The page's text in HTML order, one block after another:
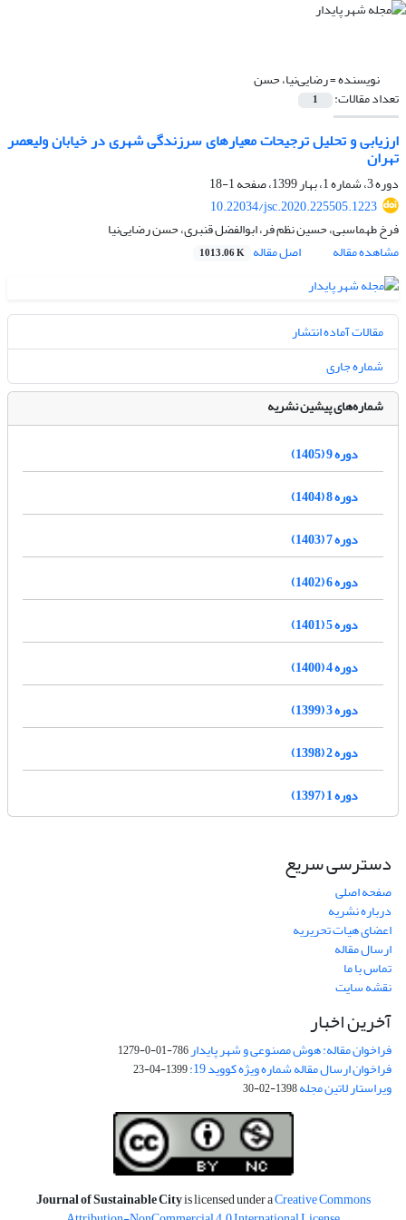
نویسنده =رضایی‌نیا، حسن
تعداد مقالات: 1
ارزیابی و تحلیل ترجیحات معیارهای سرزندگی شهری در خیابان ولیعصر
تهران
دوره 3، شماره 1، بهار 1399، صفحه
1-18
10.22034/jsc.2020.225505.1223
فرخ طهماسبی، حسین نظم فر، ابوالفضل قنبری، حسن رضایی‌نیا
مشاهده مقاله
اصل مقاله 1013.06 K
مقالات آماده انتشار
شماره جاری
شماره‌های پیشین نشریه
دوره 9 (1405)
دوره 8 (1404)
دوره 7 (1403)
دوره 6 (1402)
دوره 5 (1401)
دوره 4 (1400)
دوره 3 (1399)
دوره 2 (1398)
دوره 1 (1397)
دسترسی سریع
صفحه اصلی
درباره نشریه
اعضای هیات تحریریه
ارسال مقاله
تماس با ما
نقشه سایت
آخرین اخبار
فراخوان مقاله: هوش مصنوعی و شهر پایدار786-01-0-1279
فراخوان ارسال مقاله شماره ویژه کووید 19: 1399-04-23
ویراستار لاتین مجله1398-02-30
Journal of Sustainable Cityis licensed under aCreative Commons